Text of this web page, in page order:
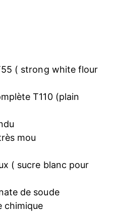
( strong white flour
T110 (plain
mou
( sucre blanc pour
de soude
chimique